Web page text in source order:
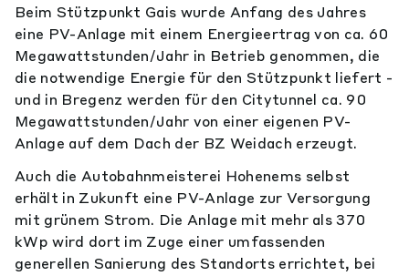
Beim Stützpunkt Gais wurde Anfang des Jahres
eine PV-Anlage mit einem Energieertrag von ca. 60
Megawattstunden/Jahr in Betrieb genommen, die
die notwendige Energie für den Stützpunkt liefert -
und in Bregenz werden für den Citytunnel ca. 90
Megawattstunden/Jahr von einer eigenen PV-
Anlage auf dem Dach der BZ Weidach erzeugt.
Auch die Autobahnmeisterei Hohenems selbst
erhält in Zukunft eine PV-Anlage zur Versorgung
mit grünem Strom. Die Anlage mit mehr als 370
kWp wird dort im Zuge einer umfassenden
generellen Sanierung des Standorts errichtet, bei